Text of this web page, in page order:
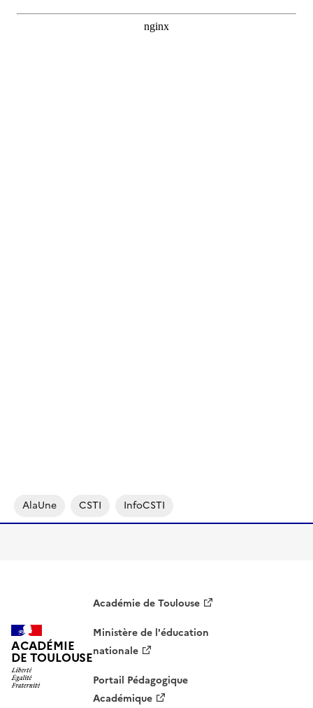
AlaUne CSTI InfoCSTI
ACADÉMIE
DE TOULOUSE
Académie de Toulouse
Ministère de l'éducation
nationale
Portail Pédagogique
Académique